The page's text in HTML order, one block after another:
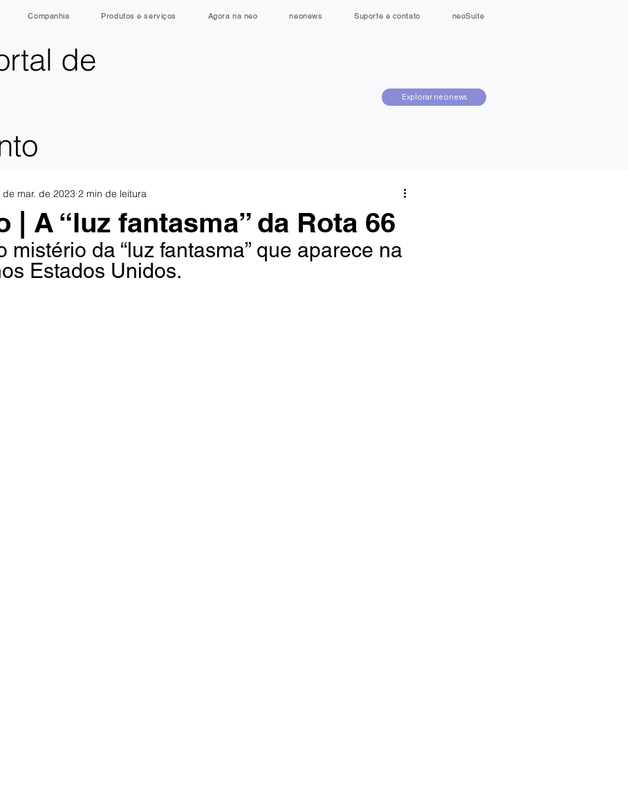
Explorar neonews
de
Companhia Produtos e serviços Agora na neo neonews Suporte e contato neoSuite
| A “luz fantasma” da Rota 66
de mar. de 2023 2 min de leitura
mistério da “luz fantasma” que aparece na
Estados Unidos.